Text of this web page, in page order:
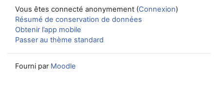
Vous êtes connecté anonymement (Connexion)
Résumé de conservation de données
Obtenir l’app mobile
Passer au thème standard
Fourni par Moodle